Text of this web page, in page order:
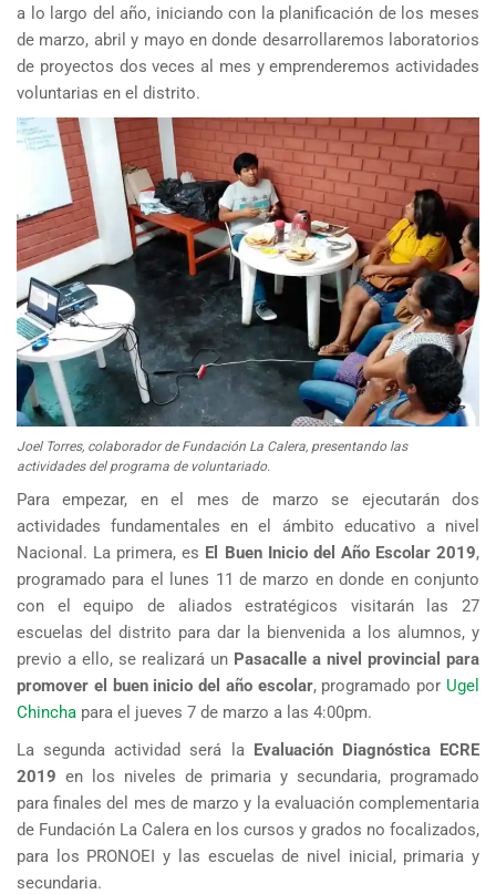
a lo largo del año, iniciando con la planificación de los meses
de marzo, abril y mayo en donde desarrollaremos laboratorios
de proyectos dos veces al mes y emprenderemos actividades
voluntarias en el distrito.
Joel Torres, colaborador de Fundación La Calera, presentando las
actividades del programa de voluntariado.
Para empezar, en el mes de marzo se ejecutarán dos
actividades fundamentales en el ámbito educativo a nivel
Nacional. La primera, es El Buen Inicio del Año Escolar 2019,
programado para el lunes 11 de marzo en donde en conjunto
con el equipo de aliados estratégicos visitarán las 27
escuelas del distrito para dar la bienvenida a los alumnos, y
previo a ello, se realizará un Pasacalle a nivel provincial para
promover el buen inicio del año escolar, programado por Ugel
Chincha para el jueves 7 de marzo a las 4:00pm.
La segunda actividad será la Evaluación Diagnóstica ECRE
2019 en los niveles de primaria y secundaria, programado
para finales del mes de marzo y la evaluación complementaria
de Fundación La Calera en los cursos y grados no focalizados,
para los PRONOEI y las escuelas de nivel inicial, primaria y
secundaria.